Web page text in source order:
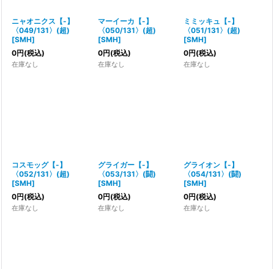
ニャオニクス【-】
〈049/131〉(超)
[SMH]
0円(税込)
在庫なし
マーイーカ【-】
〈050/131〉(超)
[SMH]
0円(税込)
在庫なし
ミミッキュ【-】
〈051/131〉(超)
[SMH]
0円(税込)
在庫なし
コスモッグ【-】
〈052/131〉(超)
[SMH]
0円(税込)
在庫なし
グライガー【-】
〈053/131〉(闘)
[SMH]
0円(税込)
在庫なし
グライオン【-】
〈054/131〉(闘)
[SMH]
0円(税込)
在庫なし